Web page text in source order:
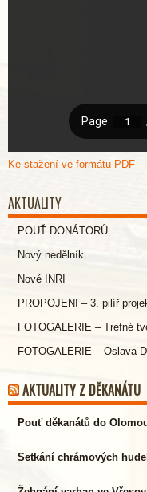
Ke stažení ve formátu PDF
AKTUALITY
POUŤ DONÁTORŮ
Nový nedělník
Nové INRI
PROPOJENI – 3. pilíř
FOTOGALERIE – Trefné
FOTOGALERIE – Oslava
AKTUALITY Z DĚKANÁTU
Pouť děkanátů do
Setkání chrámových